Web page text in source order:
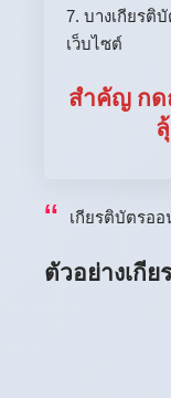
7. บางเกียรติ
เว็บไซต์
สำคัญ กด
เกียรติบัตรออ
ตัวอย่างเกีย